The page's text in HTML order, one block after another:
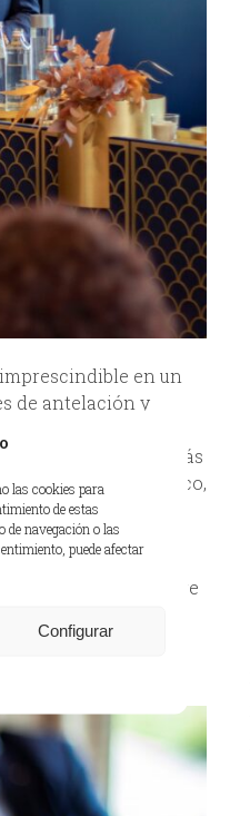
las cookies para
de estas
navegación o las
puede afectar
Configurar
en un
de antelación y
Pero al
de nuestros seres más
nuestro Jamón Único,
valores como
encaja: siempre
entre sí. Y eso, en
mimo, respeto,